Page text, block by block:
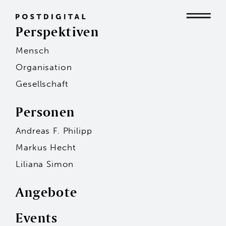
Mensch
Organisation
Gesellschaft
Perspektiven
Mensch
Organisation
Gesellschaft
Personen
Andreas F. Philipp
Markus Hecht
Liliana Simon
Angebote
Events